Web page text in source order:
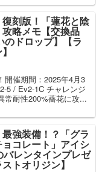
復刻版！「蓮花と陰
略メモ【交換品
のドロップ】【ラ
開催期間：2025年4月3
5 / Ev2-1C チャレンジ
常耐性200%薔花に攻...
最強装備！？「グラ
コレート」アイシ
バレンタインプレゼ
トオリジン】